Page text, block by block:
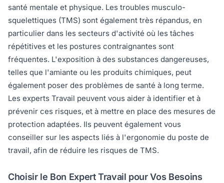
santé mentale et physique. Les troubles musculo-
squelettiques (TMS) sont également très répandus, en
particulier dans les secteurs d'activité où les tâches
répétitives et les postures contraignantes sont
fréquentes. L'exposition à des substances dangereuses,
telles que l'amiante ou les produits chimiques, peut
également poser des problèmes de santé à long terme.
Les experts Travail peuvent vous aider à identifier et à
prévenir ces risques, et à mettre en place des mesures de
protection adaptées. Ils peuvent également vous
conseiller sur les aspects liés à l'ergonomie du poste de
travail, afin de réduire les risques de TMS.
Choisir le Bon Expert Travail pour Vos Besoins